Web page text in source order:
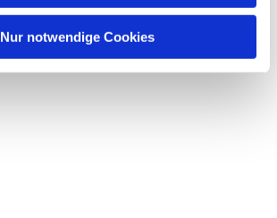
Nur notwendige Cookies